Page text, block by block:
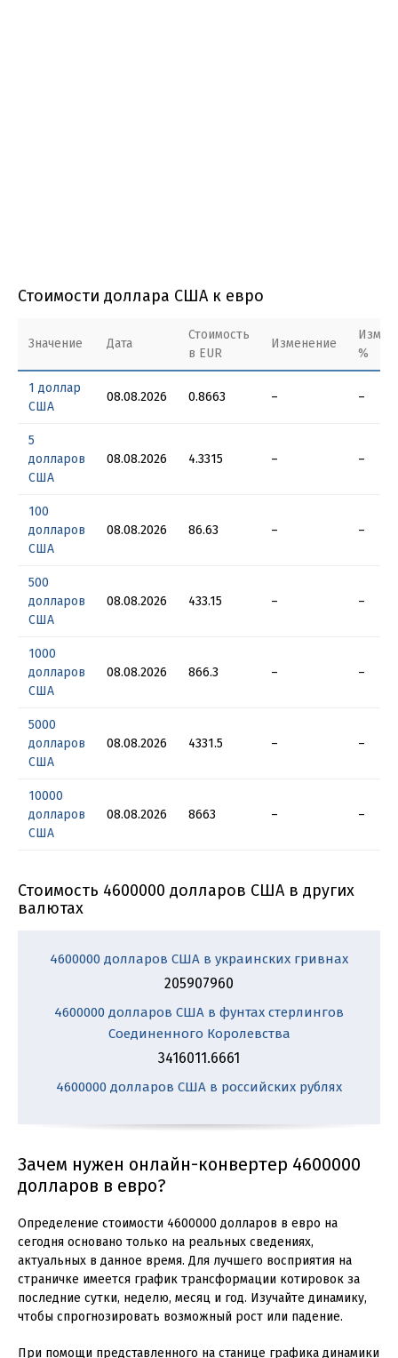
Стоимости доллара США к евро
Значение Дата
Стоимость
в EUR
Изменение
%
1 доллар
США
08.08.2026 0.8663 – –
5
долларов
США
08.08.2026 4.3315 – –
100
долларов
США
08.08.2026 86.63 – –
500
долларов
США
08.08.2026 433.15 – –
1000
долларов
США
08.08.2026 866.3 – –
5000
долларов
США
08.08.2026 4331.5 – –
10000
долларов
США
08.08.2026 8663 – –
Стоимость 4600000 долларов США в других
валютах
4600000 долларов США в украинских гривнах
205907960
4600000 долларов США в фунтах стерлингов
Соединенного Королевства
3416011.6661
4600000 долларов США в российских рублях
Зачем нужен онлайн-конвертер 4600000
долларов в евро?
Определение стоимости 4600000 долларов в евро на
сегодня основано только на реальных сведениях,
актуальных в данное время. Для лучшего восприятия на
страничке имеется график трансформации котировок за
последние сутки, неделю, месяц и год. Изучайте динамику,
чтобы спрогнозировать возможный рост или падение.
При помощи представленного на станице графика динамики